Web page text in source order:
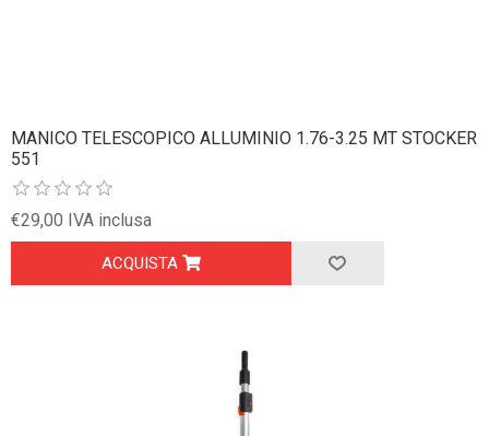
MANICO TELESCOPICO ALLUMINIO 1.76-3.25 MT STOCKER
551
€29,00 IVA inclusa
ACQUISTA